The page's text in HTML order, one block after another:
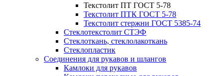
Текстолит ПТ ГОСТ 5-78
Текстолит ПТК ГОСТ 5-78
Текстолит стержни ГОСТ 5385-74
Стеклотекстолит СТЭФ
Стеклоткань, стеклолакоткань
Стеклопластик
Соединения для рукавов и шлангов
Камлоки для рукавов